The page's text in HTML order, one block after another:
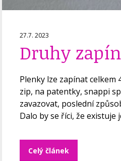
27.7. 2023
Druhy
Plenky lze zapínat celkem
zip, na patentky, snappi
zavazovat, poslední
Dalo by se říci, že existuje
Celý článek